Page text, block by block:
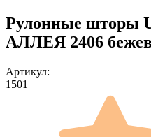
Рулонные шторы
АЛЛЕЯ 2406
Артикул:
1501